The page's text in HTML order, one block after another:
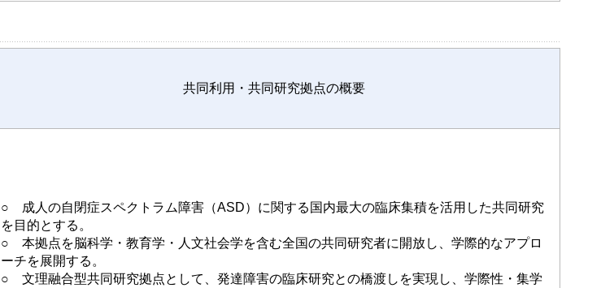
共同利用・共同研究拠点の概要
○ 成人の自閉症スペクトラム障害（ASD）に関する国内最大の臨床集積を活用した共同研究
を目的とする。
○ 本拠点を脳科学・教育学・人文社会学を含む全国の共同研究者に開放し、学際的なアプロ
ーチを展開する。
○ 文理融合型共同研究拠点として、発達障害の臨床研究との橋渡しを実現し、学際性・集学